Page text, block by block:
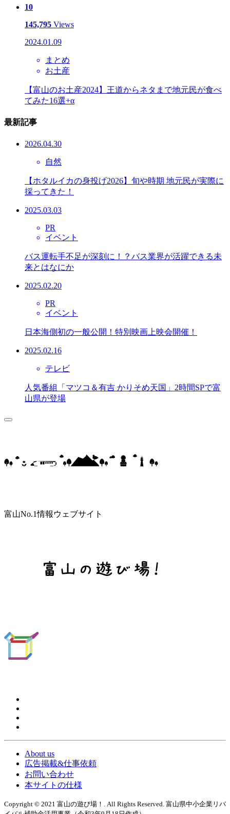
10
145,795 Views
2024.01.09
まとめ
お土産
【富山のお土産2024】王道からネタまで地元民が食べ
てみた16選+α
最新記事
2026.04.30
自然
【ホタルイカの身投げ2026】旬や時期 地元民が実際に
採ってきた！
2025.03.03
PR
イベント
バス運転手不足が深刻に！？バス業界が活躍できる未
来とはなにか
2025.02.20
PR
イベント
日本海側初の一般公開！特別映画上映会開催！
2025.02.16
テレビ
人気番組「マツコ＆有吉 かりそめ天国」2時間SPで富
山県が登場
富山No.1情報ウェブサイト
About us
広告掲載&仕事依頼
お問い合わせ
本サイトの仕様
Copyright © 2021 富山の遊び場！. All Rights Reserved. 富山県中小企業リバ